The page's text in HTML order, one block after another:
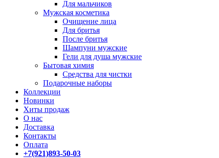
Для мальчиков
Мужская косметика
Очищение лица
Для бритья
После бритья
Шампуни мужские
Гели для душа мужские
Бытовая химия
Средства для чистки
Подарочные наборы
Коллекции
Новинки
Хиты продаж
О нас
Доставка
Контакты
Оплата
+7(921)893-50-03